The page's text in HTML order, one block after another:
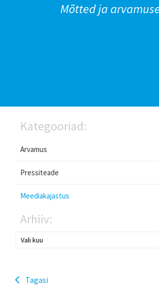
Mõtted ja
Kategooriad:
Arvamus
Pressiteade
Meediakajastus
Arhiiv:
Tagasi